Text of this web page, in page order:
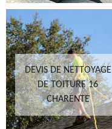
DEVIS DE NETTOYAGE
DE TOITURE 16
CHARENTE